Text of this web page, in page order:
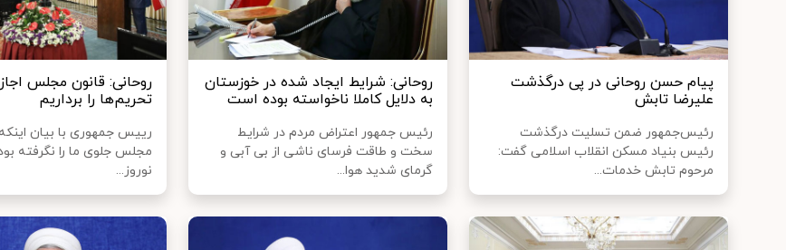
پیام حسن روحانی در پی درگذشت
علیرضا تابش
رئیس‌جمهور ضمن تسلیت درگذشت
رئیس بنیاد مسکن انقلاب اسلامی گفت:
مرحوم تابش خدمات...
روحانی: شرایط ایجاد شده در خوزستان
به دلایل کاملا ناخواسته بوده است
رئیس جمهور اعتراض مردم در شرایط
سخت و طاقت فرسای ناشی از بی آبی و
گرمای شدید هوا...
روحانی: قانون مجلس
تحریم‌ها را برداریم
رییس جمهوری با بیان
مجلس جلوی ما را نگرفته
نوروز...